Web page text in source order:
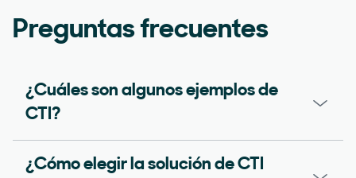
Preguntas frecuentes
¿Cuáles son algunos ejemplos de
CTI?
¿Cómo elegir la solución de CTI